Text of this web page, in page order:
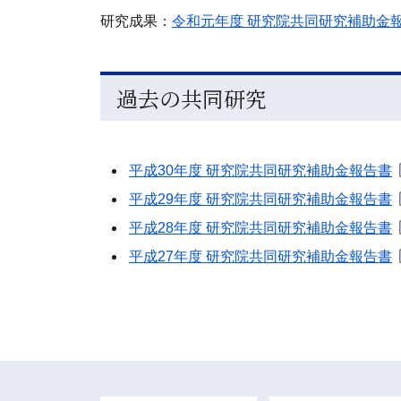
研究成果： 令和元年度 研究院共同研究補助金
過去の共同研究
平成30年度 研究院共同研究補助金報告書
平成29年度 研究院共同研究補助金報告書
平成28年度 研究院共同研究補助金報告書
平成27年度 研究院共同研究補助金報告書